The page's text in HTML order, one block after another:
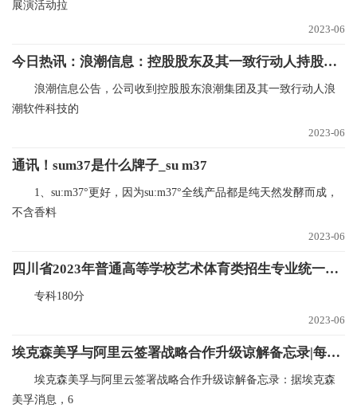
展演活动拉
2023-06
今日热讯：浪潮信息：控股股东及其一致行动人持股比例下降7.09%
浪潮信息公告，公司收到控股股东浪潮集团及其一致行动人浪
潮软件科技的
2023-06
通讯！sum37是什么牌子_su m37
1、su:m37°更好，因为su:m37°全线产品都是纯天然发酵而成，
不含香料
2023-06
四川省2023年普通高等学校艺术体育类招生专业统一考试成绩录取控制分数线确定
专科180分
2023-06
埃克森美孚与阿里云签署战略合作升级谅解备忘录|每日报道
埃克森美孚与阿里云签署战略合作升级谅解备忘录：据埃克森
美孚消息，6